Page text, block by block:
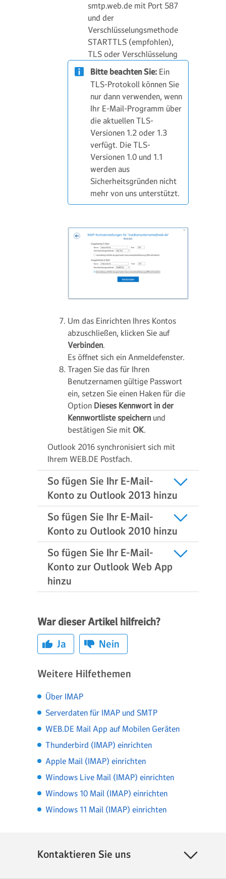
smtp.web.de mit Port 587
und der
Verschlüsselungsmethode
STARTTLS (empfohlen),
TLS oder Verschlüsselung
Bitte beachten Sie: Ein
TLS-Protokoll können Sie
nur dann verwenden, wenn
Ihr E-Mail-Programm über
die aktuellen TLS-
Versionen 1.2 oder 1.3
verfügt. Die TLS-
Versionen 1.0 und 1.1
werden aus
Sicherheitsgründen nicht
mehr von uns unterstützt.
Um das Einrichten Ihres Kontos
abzuschließen, klicken Sie auf
Verbinden.
Es öffnet sich ein Anmeldefenster.
Tragen Sie das für Ihren
Benutzernamen gültige Passwort
ein, setzen Sie einen Haken für die
Option Dieses Kennwort in der
Kennwortliste speichern und
bestätigen Sie mit OK.
Outlook 2016 synchronisiert sich mit
Ihrem WEB.DE Postfach.
So fügen Sie Ihr E-Mail-
Konto zu Outlook 2013 hinzu
So fügen Sie Ihr E-Mail-
Konto zu Outlook 2010 hinzu
So fügen Sie Ihr E-Mail-
Konto zur Outlook Web App
hinzu
War dieser Artikel hilfreich?
Ja
Nein
Weitere Hilfethemen
Über IMAP
Serverdaten für IMAP und SMTP
WEB.DE Mail App auf Mobilen Geräten
Thunderbird (IMAP) einrichten
Apple Mail (IMAP) einrichten
Windows Live Mail (IMAP) einrichten
Windows 10 Mail (IMAP) einrichten
Windows 11 Mail (IMAP) einrichten
Kontaktieren Sie uns